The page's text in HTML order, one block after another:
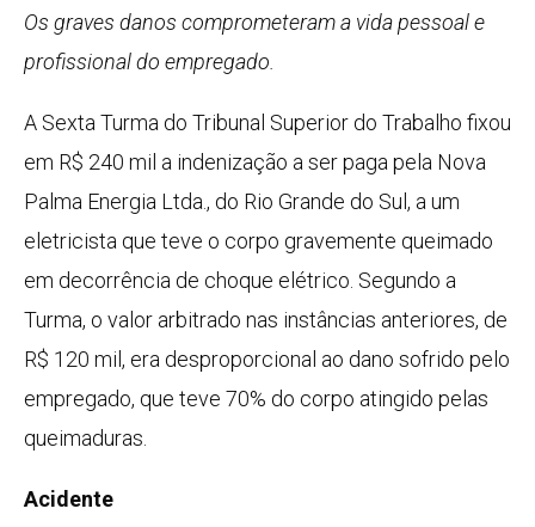
Os graves danos comprometeram a vida pessoal e
profissional do empregado.
A Sexta Turma do Tribunal Superior do Trabalho fixou
em R$ 240 mil a indenização a ser paga pela Nova
Palma Energia Ltda., do Rio Grande do Sul, a um
eletricista que teve o corpo gravemente queimado
em decorrência de choque elétrico. Segundo a
Turma, o valor arbitrado nas instâncias anteriores, de
R$ 120 mil, era desproporcional ao dano sofrido pelo
empregado, que teve 70% do corpo atingido pelas
queimaduras.
Acidente